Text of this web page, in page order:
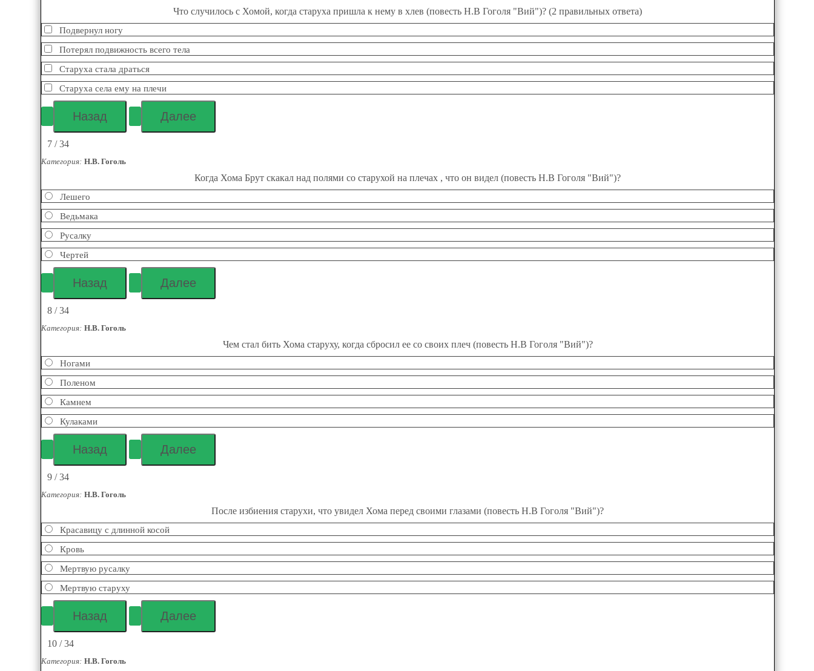
Что случилось с Хомой, когда старуха пришла к нему в хлев (повесть Н.В Гоголя "Вий")? (2 правильных ответа)
Подвернул ногу
Потерял подвижность всего тела
Старуха стала драться
Старуха села ему на плечи
7 / 34
Категория: Н.В. Гоголь
Когда Хома Брут скакал над полями со старухой на плечах , что он видел (повесть Н.В Гоголя "Вий")?
Лешего
Ведьмака
Русалку
Чертей
8 / 34
Категория: Н.В. Гоголь
Чем стал бить Хома старуху, когда сбросил ее со своих плеч (повесть Н.В Гоголя "Вий")?
Ногами
Поленом
Камнем
Кулаками
9 / 34
Категория: Н.В. Гоголь
После избиения старухи, что увидел Хома перед своими глазами (повесть Н.В Гоголя "Вий")?
Красавицу с длинной косой
Кровь
Мертвую русалку
Мертвую старуху
10 / 34
Категория: Н.В. Гоголь